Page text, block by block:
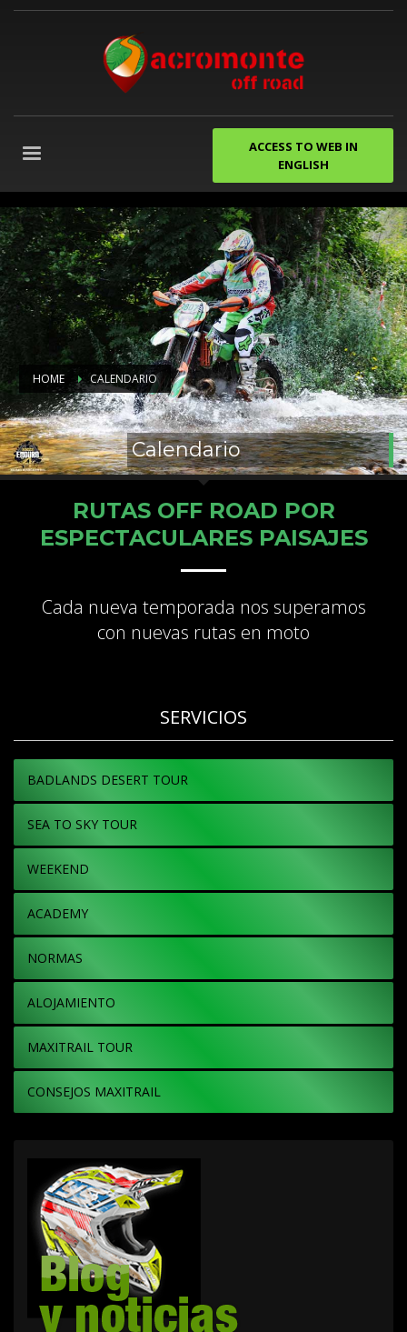
ACCESS TO WEB IN
ENGLISH
despedidas
de
soltero
gijon
Agencia
de
Marketing
Digital
Granada
HOME CALENDARIO
Calendario
RUTAS OFF ROAD POR
ESPECTACULARES PAISAJES
Cada nueva temporada nos superamos
con nuevas rutas en moto
SERVICIOS
BADLANDS DESERT TOUR
SEA TO SKY TOUR
WEEKEND
ACADEMY
NORMAS
ALOJAMIENTO
MAXITRAIL TOUR
CONSEJOS MAXITRAIL